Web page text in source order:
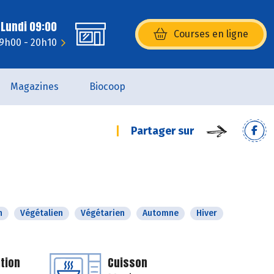
09:00
- 20h10
Courses en ligne
(s’ouvre dans une nouvelle
Magazines Biocoop
Partager sur
Végétalien Végétarien Automne
Hiver
Cuisson